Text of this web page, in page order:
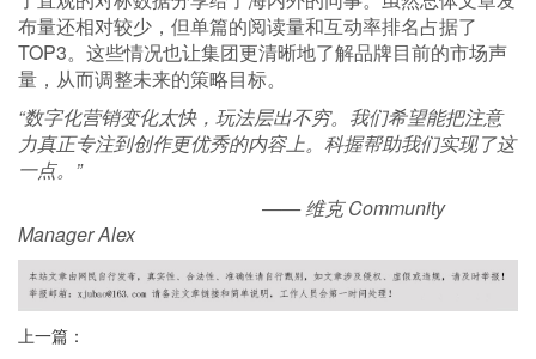
布量还相对较少，但单篇的阅读量和互动率排名占据了
TOP3。这些情况也让集团更清晰地了解品牌目前的市场声
量，从而调整未来的策略目标。
“数字化营销变化太快，玩法层出不穷。我们希望能把注意
力真正专注到创作更优秀的内容上。科握帮助我们实现了这
一点。”
—— 维克 Community
Manager Alex
上一篇：